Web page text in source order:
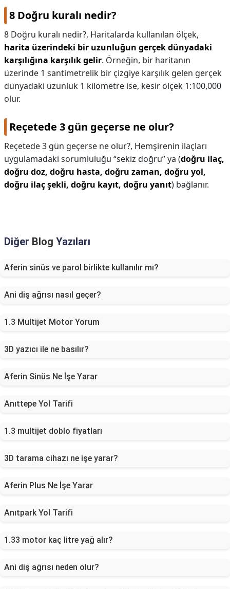
8 Doğru kuralı nedir?
8 Doğru kuralı nedir?, Haritalarda kullanılan ölçek,
harita üzerindeki bir uzunluğun gerçek dünyadaki
karşılığına karşılık gelir. Örneğin, bir haritanın
üzerinde 1 santimetrelik bir çizgiye karşılık gelen gerçek
dünyadaki uzunluk 1 kilometre ise, kesir ölçek 1:100,000
olur.
Reçetede 3 gün geçerse ne olur?
Reçetede 3 gün geçerse ne olur?, Hemşirenin ilaçları
uygulamadaki sorumluluğu “sekiz doğru” ya (doğru ilaç,
doğru doz, doğru hasta, doğru zaman, doğru yol,
doğru ilaç şekli, doğru kayıt, doğru yanıt) bağlanır.
Diğer Blog Yazıları
Aferin sinüs ve parol birlikte kullanılır mı?
Ani diş ağrısı nasıl geçer?
1.3 Multijet Motor Yorum
3D yazıcı ile ne basılır?
Aferin Sinüs Ne İşe Yarar
Anıttepe Yol Tarifi
1.3 multijet doblo fiyatları
3D tarama cihazı ne işe yarar?
Aferin Plus Ne İşe Yarar
Anıtpark Yol Tarifi
1.33 motor kaç litre yağ alır?
Ani diş ağrısı neden olur?